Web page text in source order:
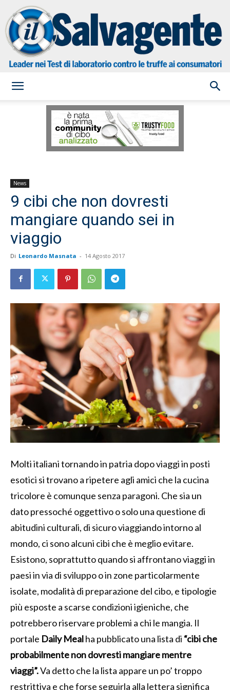
Salvagente
News
9 cibi che non dovresti
mangiare quando sei in
viaggio
Di Leonardo Masnata - 14 Agosto 2017
Molti italiani tornando in patria dopo viaggi in posti
esotici si trovano a ripetere agli amici che la cucina
tricolore è comunque senza paragoni. Che sia un
dato pressoché oggettivo o solo una questione di
abitudini culturali, di sicuro viaggiando intorno al
mondo, ci sono alcuni cibi che è meglio evitare.
Esistono, soprattutto quando si affrontano viaggi in
paesi in via di sviluppo o in zone particolarmente
isolate, modalità di preparazione del cibo, e tipologie
più esposte a scarse condizioni igieniche, che
potrebbero riservare problemi a chi le mangia. Il
portale Daily Mealha pubblicato una lista di “cibi che
probabilmente non dovresti mangiare mentre
viaggi”.Va detto che la lista appare un po’ troppo
restrittiva e che forse seguirla alla lettera significa